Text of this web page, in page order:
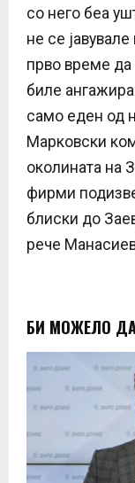
со него беа
не се
прво време да
биле
само еден од
Марковски
околината на
фирми
блиски до
рече
БИ МОЖЕЛО